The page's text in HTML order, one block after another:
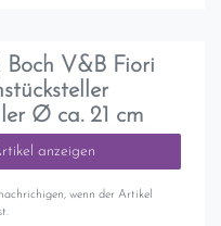
Boch V&B Fiori
Ø ca. 21 cm
anzeigen
wenn der Artikel